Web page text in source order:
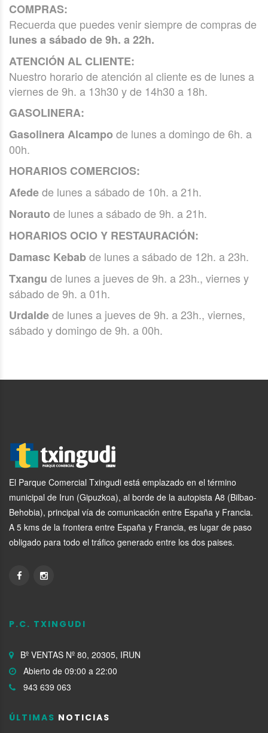
COMPRAS:
Recuerda que puedes venir siempre de compras de
lunes a sábado de 9h. a 22h.
ATENCIÓN AL CLIENTE:
Nuestro horario de atención al cliente es de lunes a
viernes de 9h. a 13h30 y de 14h30 a 18h.
GASOLINERA:
Gasolinera Alcampo de lunes a domingo de 6h. a
00h.
HORARIOS COMERCIOS:
Afedede lunes a sábado de 10h. a 21h.
Norauto de lunes a sábado de 9h. a 21h.
HORARIOS OCIO Y RESTAURACIÓN:
Damasc Kebabde lunes a sábado de 12h. a 23h.
Txangu de lunes a jueves de 9h. a 23h., viernes y
sábado de 9h. a 01h.
Urdaldede lunes a jueves de 9h. a 23h., viernes,
sábado y domingo de 9h. a 00h.
El Parque Comercial Txingudi está emplazado en el término
municipal de Irun (Gipuzkoa), al borde de la autopista A8 (Bilbao-
Behobia), principal vía de comunicación entre España y Francia.
A 5 kms de la frontera entre España y Francia, es lugar de paso
obligado para todo el tráfico generado entre los dos paises.
P.C. TXINGUDI
Bº VENTAS Nº 80, 20305, IRUN
Abierto de 09:00 a 22:00
943 639 063
ÚLTIMAS NOTICIAS